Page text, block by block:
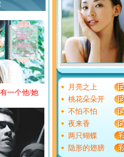
一个他/她
月亮之上
桃花朵朵开
不怕不怕
夜来香
两只蝴蝶
隐形的翅膀